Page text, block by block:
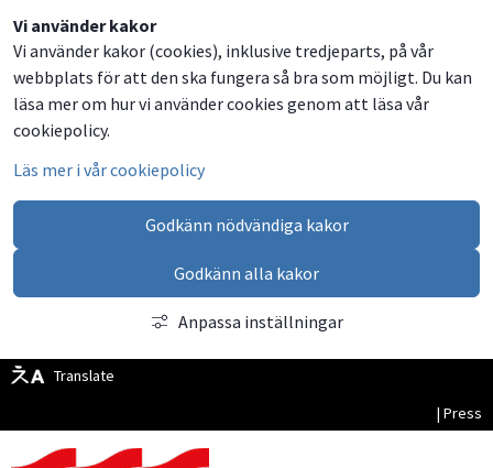
Vi använder kakor
Vi använder kakor (cookies), inklusive tredjeparts, på vår
webbplats för att den ska fungera så bra som möjligt. Du kan
läsa mer om hur vi använder cookies genom att läsa vår
cookiepolicy.
Läs mer i vår cookiepolicy
Godkänn nödvändiga kakor
Godkänn alla kakor
Anpassa inställningar
Translate
| Press
Dela
på
Facebook
Dela
på
Twitter
Dela
på
LinkedIn
Dela
via
email